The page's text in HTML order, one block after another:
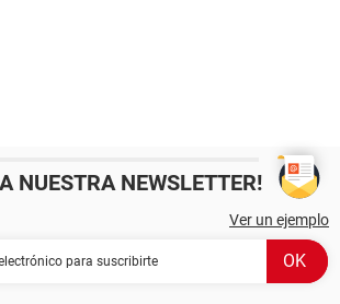
NUESTRA NEWSLETTER!
Ver un ejemplo